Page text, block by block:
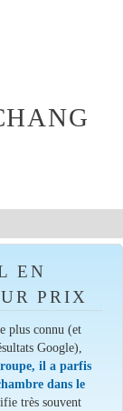
EN
PRIX
plus connu (et
Google),
il a parfis
dans le
très souvent